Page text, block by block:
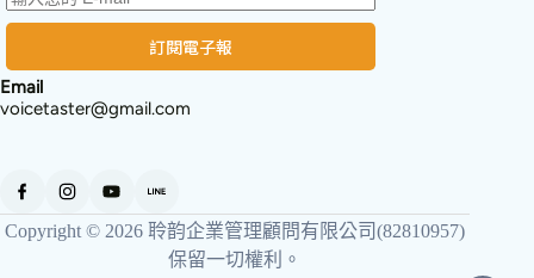
訂閱電子報
Email
voicetaster@gmail.com
Copyright © 2026 聆韵企業管理顧問有限公司(82810957)
保留一切權利。